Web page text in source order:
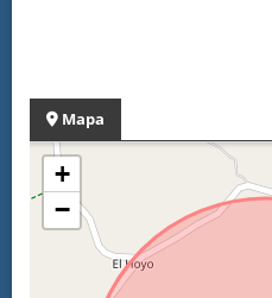
Mapa
+
−